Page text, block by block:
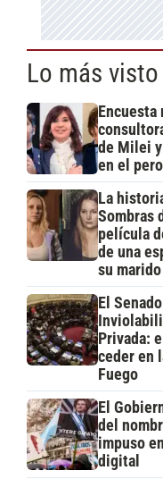
Lo más
Encuesta
de Milei
en el
La
Sombras
película
de una
su marido
El
Privada:
ceder en
Fuego
El
del
impuso
digital